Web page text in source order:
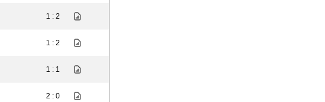
1 : 2
1 : 2
1 : 1
2 : 0